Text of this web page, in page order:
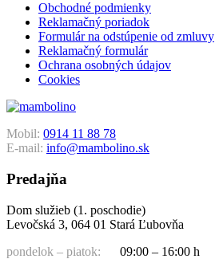
Obchodné podmienky
Reklamačný poriadok
Formulár na odstúpenie od zmluvy
Reklamačný formulár
Ochrana osobných údajov
Cookies
Mobil: 0914 11 88 78
E-mail: info@mambolino.sk
Predajňa
Dom služieb (1. poschodie)
Levočská 3, 064 01 Stará Ľubovňa
pondelok – piatok:
09:00 – 16:00 h